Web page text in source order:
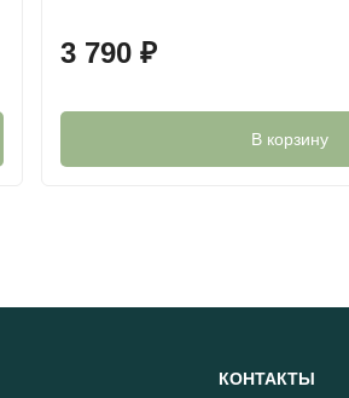
3 790 ₽
В корзину
КОНТАКТЫ